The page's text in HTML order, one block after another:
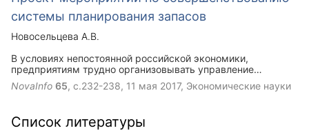
материальных носителей данных: в Вавилоне применяли
глиняные таблички, в Египте – папирус, в Греции – черепки,
в Риме – восковые таблички, в империи инков – веревки, в
средневековой Европе – пергамент. И лишь во II веке н. э.
появилась бумага.
системы планирования запасов
Новосельцева А.В.
В условиях непостоянной российской экономики,
предприятиям трудно организовывать управление
собственными оборотными средствами, а именно
запасами. Неустойчивые темпы роста экономики
Для того, чтобы продуктивно функционировать
NovaInfo 65, с.232-238, 11 мая 2017, Экономические науки
Список литературы